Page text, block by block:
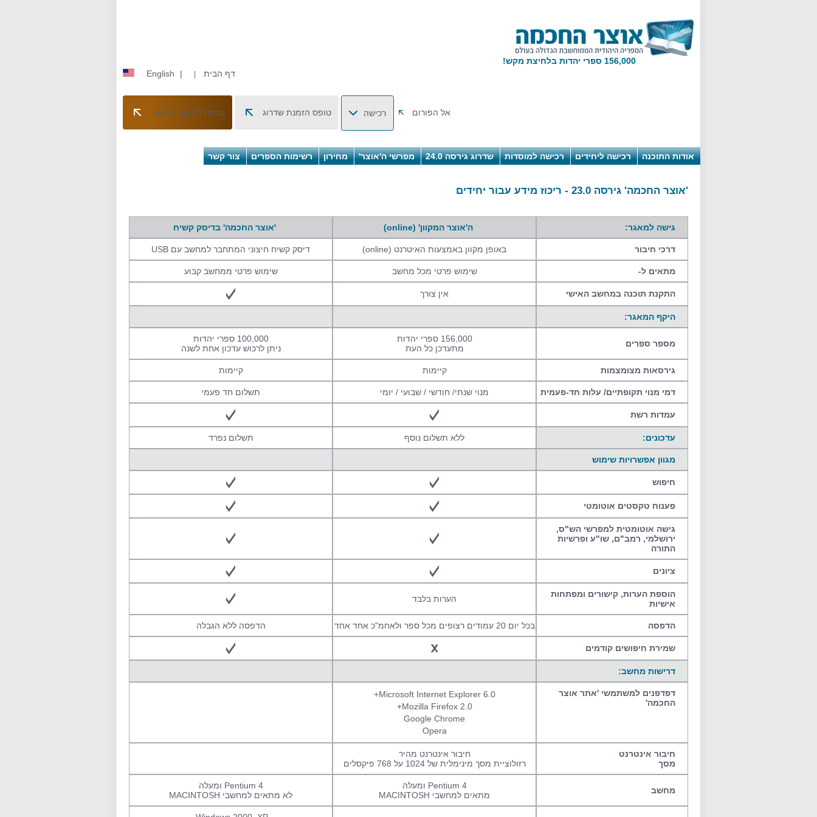
דף הבית
|
English
כניסה ל'אוצר המקוון' טופס הזמנת שדרוג רכישה אל הפורום
אודות התוכנה רכישה ליחידים רכישה למוסדות שדרוג גירסה 24.0 מפרשי ה'אוצר' מחירון רשימות הספרים צור קשר
'אוצר החכמה' גירסה 23.0 - ריכוז מידע עבור יחידים
גישה למאגר: ה'אוצר המקוון' (online) 'אוצר החכמה' בדיסק קשיח
דרכי חיבור באופן מקוון באמצעות האיטרנט (online) דיסק קשיח חיצוני המתחבר למחשב עם USB
מתאים ל- שימוש פרטי מכל מחשב שימוש פרטי ממחשב קבוע
התקנת תוכנה במחשב האישי אין צורך
היקף המאגר:
מספר ספרים
156,000 ספרי יהדות
מתעדכן כל העת
100,000 ספרי יהדות
ניתן לרכוש עדכון אחת לשנה
גירסאות מצומצמות קיימות קיימות
דמי מנוי תקופתיים/ עלות חד-פעמית מנוי שנתי/ חודשי / שבועי / יומי תשלום חד פעמי
עמדות רשת
עדכונים: ללא תשלום נוסף תשלום נפרד
מגוון אפשרויות שימוש
חיפוש
פענוח טקסטים אוטומטי
גישה אוטומטית למפרשי הש"ס,
ירושלמי, רמב"ם, שו"ע ופרשיות
התורה
ציונים
הוספת הערות, קישורים ומפתחות
אישיות
הערות בלבד
הדפסה בכל יום 20 עמודים רצופים מכל ספר ולאחמ"כ אחד אחד הדפסה ללא הגבלה
שמירת חיפושים קודמים
דרישות מחשב:
דפדפנים למשתמשי 'אתר אוצר
החכמה'
Microsoft Internet Explorer 6.0+
Mozilla Firefox 2.0+
Google Chrome
Opera
חיבור אינטרנט
מסך
חיבור אינטרנט מהיר
רזולוציית מסך מינימלית של 1024 על 768 פיקסלים
מחשב
Pentium 4 ומעלה
מתאים למחשבי MACINTOSH
Pentium 4 ומעלה
לא מתאים למחשבי MACINTOSH